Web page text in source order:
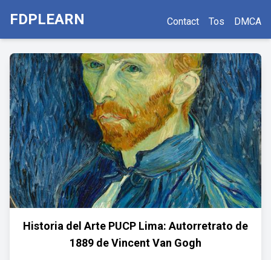
FDPLEARN Contact Tos DMCA
Historia del Arte PUCP Lima: Autorretrato de
1889 de Vincent Van Gogh